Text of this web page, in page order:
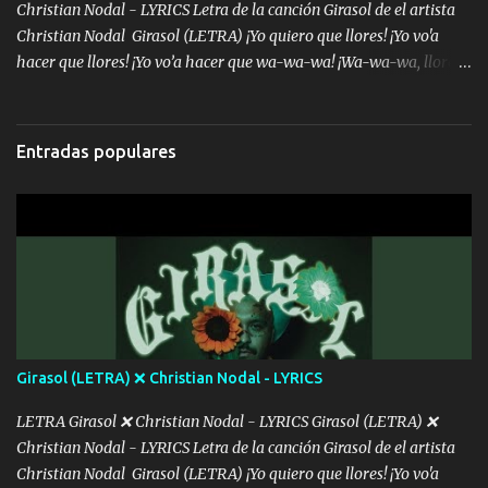
sien...
Christian Nodal - LYRICS Letra de la canción Girasol de el artista
Christian Nodal Girasol (LETRA) ¡Yo quiero que llores! ¡Yo vo'a
hacer que llores! ¡Yo vo’a hacer que wa-wa-wa! ¡Wa-wa-wa, llores!
cada que intentas cantar Cada que intentas rapear, cada que
intentas rimar Pobre payaso que usa a todo el mundo pa' conectar
con la gente Dices "Latino Gang" pero pisas a to'a tu gente Pa’ dar
menos se prudente Hoy me sabe a mierda, traigo un Balvin en los
dientes Por falta de empatía le toca ser resiliente ¿Acaso eres
consciente de los followers que mueves? Parcerito, abre los ojos y
ve el poder que tienes Otro chiste malo son los nombres de tus
álbum's "José, vibras colores con la energía del diablo " ¿Si ...
Entradas populares
Girasol (LETRA) ❌ Christian Nodal - LYRICS
LETRA Girasol ❌ Christian Nodal - LYRICS Girasol (LETRA) ❌
Christian Nodal - LYRICS Letra de la canción Girasol de el artista
Christian Nodal Girasol (LETRA) ¡Yo quiero que llores! ¡Yo vo'a